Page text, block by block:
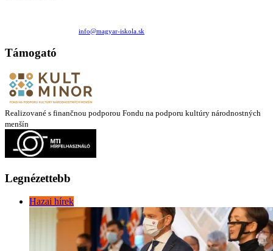
info@magyar-iskola.sk
Támogató
Realizované s finančnou podporou Fondu na podporu kultúry národnostných
menšín
Legnézettebb
Hazai hírek